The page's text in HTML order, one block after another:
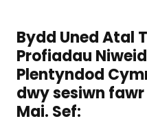
Bydd Uned Atal
Profiadau
Plentyndod
dwy sesiwn
Mai. Sef: